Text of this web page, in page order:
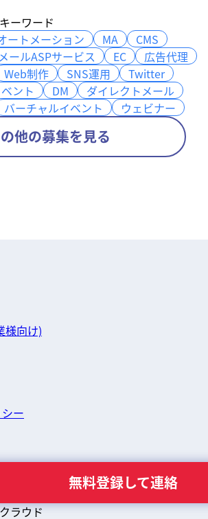
ーワード
ートメーション
MA
CMS
メールASPサービス EC
広告代理
Web制作 SNS運用
Twitter
ント DM
ダイレクトメール
バーチャルイベント ウェビナー
ートメーション MA
CMS
メールASPサービス EC
広告代理
Web制作 SNS運用
Twitter
ント DM
ダイレクトメール
バーチャルイベント ウェビナー
他の募集を見る
無料登録して連絡
様向け)
ー
ラウド